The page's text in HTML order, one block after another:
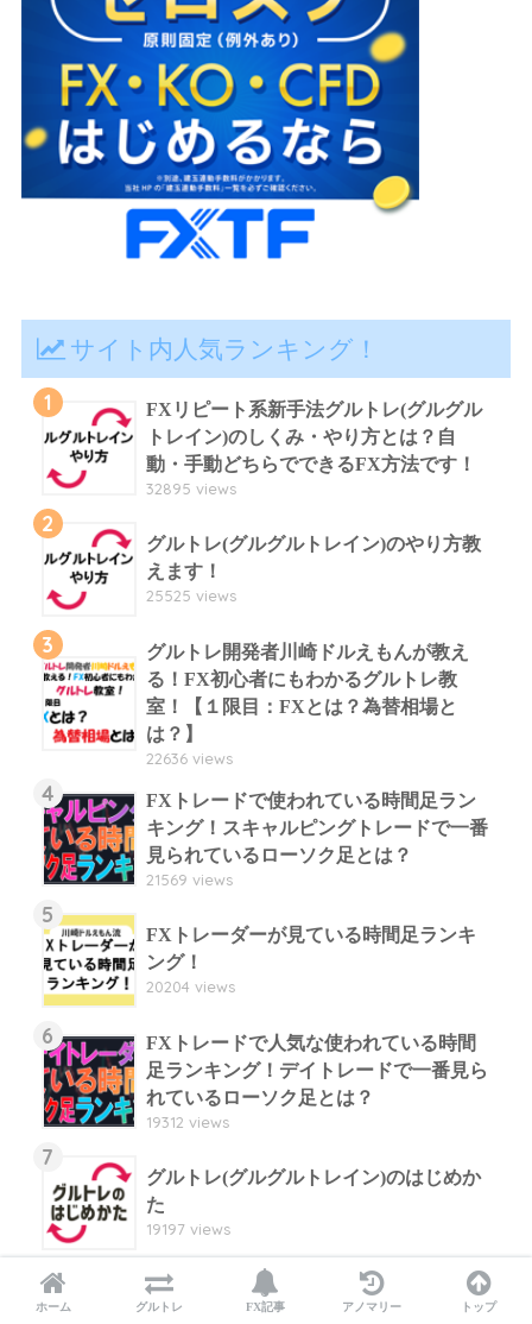
サイト内人気ランキング！
1
FXリピート系新手法グルトレ(グルグル
トレイン)のしくみ・やり方とは？自
動・手動どちらでできるFX方法です！
32895 views
2
グルトレ(グルグルトレイン)のやり方教
えます！
25525 views
3
グルトレ開発者川崎ドルえもんが教え
る！FX初心者にもわかるグルトレ教
室！【１限目：FXとは？為替相場と
は？】
22636 views
4
FXトレードで使われている時間足ラン
キング！スキャルピングトレードで一番
見られているローソク足とは？
21569 views
5
FXトレーダーが見ている時間足ランキ
ング！
20204 views
6
FXトレードで人気な使われている時間
足ランキング！デイトレードで一番見ら
れているローソク足とは？
19312 views
7
グルトレ(グルグルトレイン)のはじめか
た
19197 views
ホーム グルトレ FX記事 アノマリー トップ